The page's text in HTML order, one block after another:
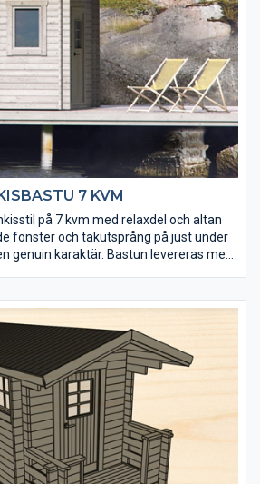
7 KVM
på 7 kvm med relaxdel och altan
fönster och takutsprång på just under
genuin karaktär. Bastun levereras med
från hjärtat av Lappland
till
är möbeltorr vilket ger god
(endast till relaxdelen)